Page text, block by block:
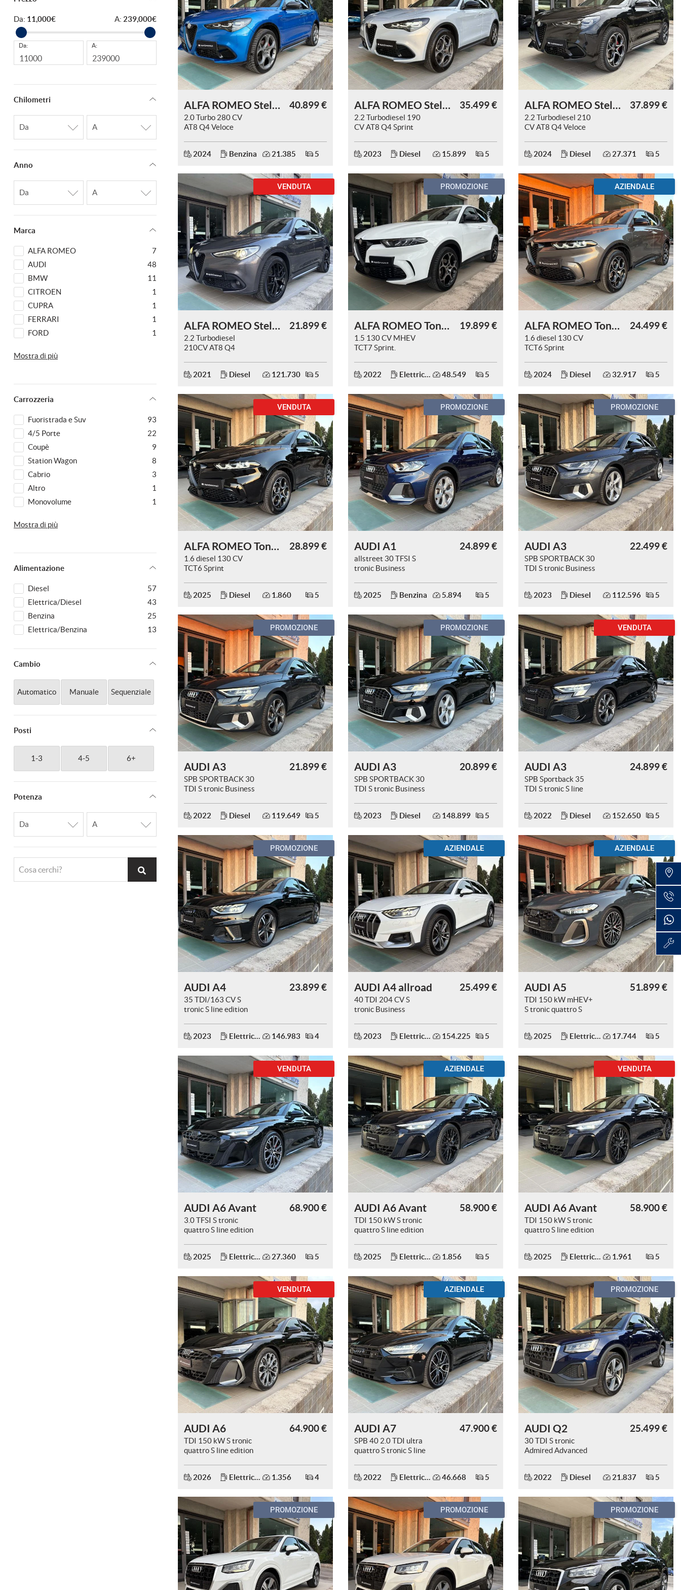
Da: 11,000€ A: 239,000€
Da: A:
Chilometri
Anno
Marca
ALFA ROMEO
7
AUDI
48
BMW
11
CITROEN
1
CUPRA
1
FERRARI
1
FORD
1
LAMBORGHINI
MASERATI
2
MERCEDES-BENZ
17
PEUGEOT
5
PORSCHE
3
VOLKSWAGEN
29
Mostra di più
Carrozzeria
Fuoristrada e Suv
93
4/5 Porte
22
Coupè
9
Station Wagon
8
Cabrio
3
Altro
1
Monovolume
1
Mostra di più
Alimentazione
Diesel
57
Elettrica/Diesel
43
Benzina
25
Elettrica/Benzina
13
Cambio
Automatico Manuale Sequenziale
Posti
1-3 4-5 6+
Potenza
Cosa cerchi?
ALFA ROMEO Stelvio
2.0 Turbo 280 CV
AT8 Q4 Veloce
40.899 €
2024 Benzina 21.385 5
ALFA ROMEO Stelvio
2.2 Turbodiesel 190
CV AT8 Q4 Sprint
35.499 €
2023 Diesel 15.899 5
ALFA ROMEO Stelvio
2.2 Turbodiesel 210
CV AT8 Q4 Veloce
37.899 €
2024 Diesel 27.371 5
VENDUTA
ALFA ROMEO Stelvio
2.2 Turbodiesel
210CV AT8 Q4
21.899 €
2021 Diesel 121.730 5
PROMOZIONE
ALFA ROMEO Tonale
1.5 130 CV MHEV
TCT7 Sprint.
19.899 €
2022 Elettrica/Benzina 48.549 5
AZIENDALE
ALFA ROMEO Tonale
1.6 diesel 130 CV
TCT6 Sprint
24.499 €
2024 Diesel 32.917 5
VENDUTA
ALFA ROMEO Tonale
1.6 diesel 130 CV
TCT6 Sprint
28.899 €
2025 Diesel 1.860 5
PROMOZIONE
AUDI A1
allstreet 30 TFSI S
tronic Business
24.899 €
2025 Benzina 5.894 5
PROMOZIONE
AUDI A3
SPB SPORTBACK 30
TDI S tronic Business
22.499 €
2023 Diesel 112.596 5
PROMOZIONE
AUDI A3
SPB SPORTBACK 30
TDI S tronic Business
21.899 €
2022 Diesel 119.649 5
PROMOZIONE
AUDI A3
SPB SPORTBACK 30
TDI S tronic Business
20.899 €
2023 Diesel 148.899 5
VENDUTA
AUDI A3
SPB Sportback 35
TDI S tronic S line
24.899 €
2022 Diesel 152.650 5
PROMOZIONE
AUDI A4
35 TDI/163 CV S
tronic S line edition
23.899 €
2023 Elettrica/Diesel 146.983 4
AZIENDALE
AUDI A4 allroad
40 TDI 204 CV S
tronic Business
25.499 €
2023 Elettrica/Diesel 154.225 5
AZIENDALE
AUDI A5
TDI 150 kW mHEV+
S tronic quattro S
51.899 €
2025 Elettrica/Diesel 17.744 5
VENDUTA
AUDI A6 Avant
3.0 TFSI S tronic
quattro S line edition
68.900 €
2025 Elettrica/Benzina 27.360 5
AZIENDALE
AUDI A6 Avant
TDI 150 kW S tronic
quattro S line edition
58.900 €
2025 Elettrica/Diesel 1.856 5
VENDUTA
AUDI A6 Avant
TDI 150 kW S tronic
quattro S line edition
58.900 €
2025 Elettrica/Diesel 1.961 5
VENDUTA
AUDI A6
TDI 150 kW S tronic
quattro S line edition
64.900 €
2026 Elettrica/Diesel 1.356 4
AZIENDALE
AUDI A7
SPB 40 2.0 TDI ultra
quattro S tronic S line
47.900 €
2022 Elettrica/Diesel 46.668 5
PROMOZIONE
AUDI Q2
30 TDI S tronic
Admired Advanced
25.499 €
2022 Diesel 21.837 5
PROMOZIONE PROMOZIONE PROMOZIONE
tracciamento
adottiamo
per
offrire
funzionalità
svolgere
attività
di
seguito
maggiori
sul
funzionamento
di
strumenti
di
tracciamento
si
rimanda
alla
cookie
policy.
Puoi
rivedere
modificare
in
momento.
Cookie necessari
Cookie per il miglioramento dell'esperienza utente
Cookie di marketing